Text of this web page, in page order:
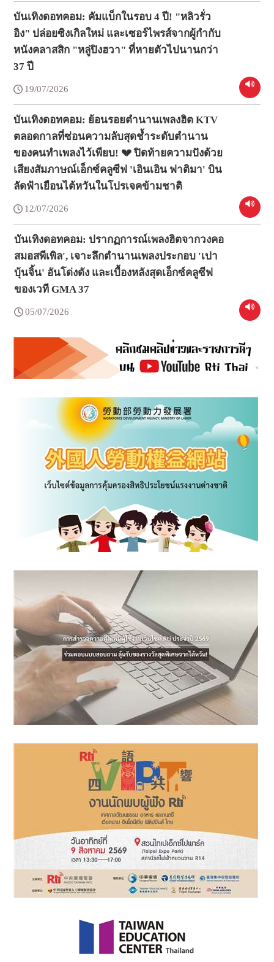
บันเทิงดอทคอม: คัมแบ็กในรอบ 4 ปี! "หลิวรั่ว
อิง" ปล่อยซิงเกิลใหม่ และเซอร์ไพรส์จากผู้กำกับ
หนังคลาสสิก "หลู่ปิงฮวา" ที่หายตัวไปนานกว่า
37 ปี
19/07/2026
บันเทิงดอทคอม: ย้อนรอยตำนานเพลงฮิต KTV
ตลอดกาลที่ซ่อนความลับสุดช้ำระดับตำนาน
ของคนทำเพลงไว้เพียบ! 💔 ปิดท้ายความปังด้วย
เสียงสัมภาษณ์เอ็กซ์คลูซีฟ 'เอินเอิน ฟาติมา' บิน
ลัดฟ้าเยือนไต้หวันในโปรเจคข้ามชาติ
12/07/2026
บันเทิงดอทคอม: ปรากฏการณ์เพลงฮิตจากวงคอ
สมอสพีเพิล', เจาะลึกตำนานเพลงประกอบ 'เปา
บุ้นจิ้น' อันโด่งดัง และเบื้องหลังสุดเอ็กซ์คลูซีฟ
ของเวที GMA 37
05/07/2026